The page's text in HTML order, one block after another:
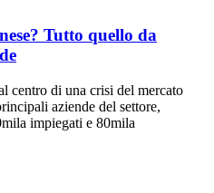
Tutto quello da
centro di una crisi del mercato
aziende del settore,
impiegati e 80mila